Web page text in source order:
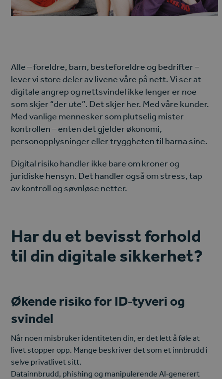
Alle – foreldre, barn, besteforeldre og bedrifter –
lever vi store deler av livene våre på nett. Vi ser at
digitale angrep og nettsvindel ikke lenger er noe
som skjer “der ute”. Det skjer her. Med våre kunder.
Med vanlige mennesker som plutselig mister
kontrollen – enten det gjelder økonomi,
personopplysninger eller tryggheten til barna sine.
Digital risiko handler ikke bare om kroner og
juridiske hensyn. Det handler også om stress, tap
av kontroll og søvnløse netter.
Har du et bevisst forhold
til din digitale sikkerhet?
Økende risiko for ID‑tyveri og
svindel
Når noen misbruker identiteten din, er det lett å føle at
livet stopper opp. Mange beskriver det som et innbrudd i
selve privatlivet sitt.
Datainnbrudd, phishing og manipulerende AI‑generert